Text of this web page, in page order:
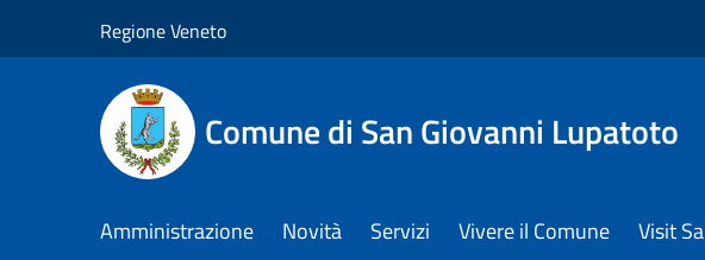
Regione Veneto
Comune di San Giovanni Lupatoto
Amministrazione Novità Servizi Vivere il Comune Visit